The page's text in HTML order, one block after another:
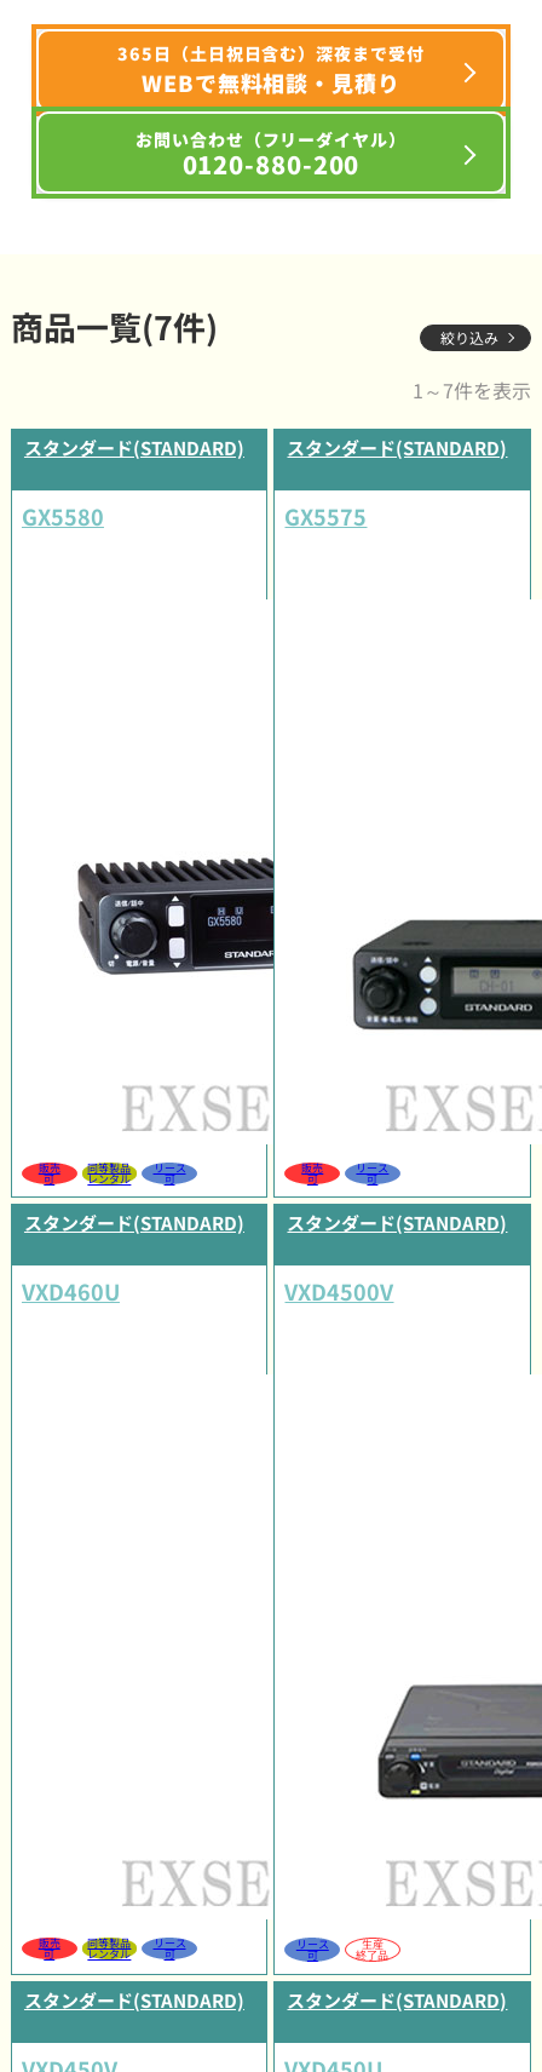
365日（土日祝日含む）深夜まで受付
WEBで無料相談・見積り
お問い合わせ（フリーダイヤル）
0120-880-200
商品一覧(7件) 絞り込み
1～7件を表示
スタンダード(STANDARD)
GX5580
販売
可
同等製品
レンタル
リース
可
スタンダード(STANDARD)
GX5575
販売
可
リース
可
スタンダード(STANDARD)
VXD460U
販売
可
同等製品
レンタル
リース
可
スタンダード(STANDARD)
VXD4500V
リース
可
生産
終了品
スタンダード(STANDARD) スタンダード(STANDARD)